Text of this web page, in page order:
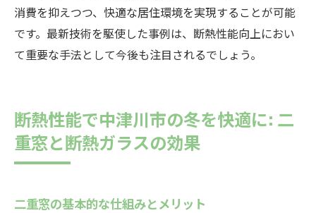
消費を抑えつつ、快適な居住環境を実現することが可能
です。最新技術を駆使した事例は、断熱性能向上におい
て重要な手法として今後も注目されるでしょう。
断熱性能で中津川市の冬を快適に: 二
重窓と断熱ガラスの効果
二重窓の基本的な仕組みとメリット